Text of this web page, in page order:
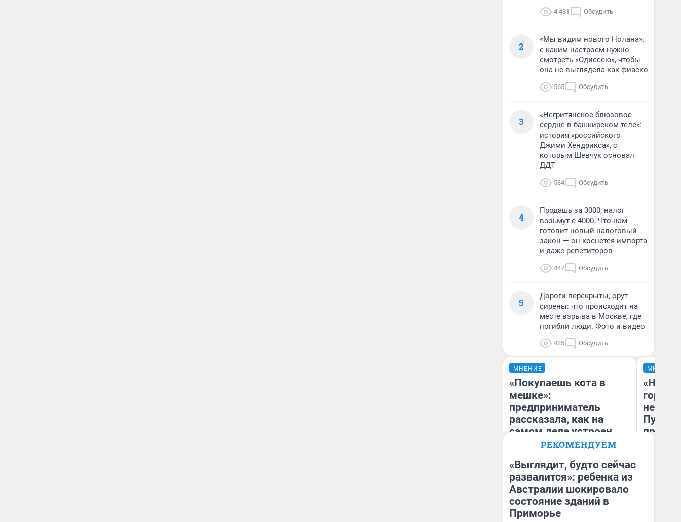
4 431 Обсудить
2
«Мы видим нового Нолана»:
с каким настроем нужно
смотреть «Одиссею», чтобы
она не выглядела как фиаско
565 Обсудить
3
«Негритянское блюзовое
сердце в башкирском теле»:
история «российского
Джими Хендрикса», с
которым Шевчук основал
ДДТ
534 Обсудить
4
Продашь за 3000, налог
возьмут с 4000. Что нам
готовит новый налоговый
закон — он коснется импорта
и даже репетиторов
447 Обсудить
5
Дороги перекрыты, орут
сирены: что происходит на
месте взрыва в Москве, где
погибли люди. Фото и видео
435 Обсудить
МНЕНИЕ
«Покупаешь кота в
мешке»:
предприниматель
рассказала, как на
самом деле устроен
бизнес со складами
Наталья Шорохова
Открыла кофейную точку на
деньги соцразвития
МНЕНИЕ
«Нет
РЕКОМЕНДУЕМ
«Выглядит, будто сейчас
развалится»: ребенка из
Австралии шокировало
состояние зданий в
Приморье